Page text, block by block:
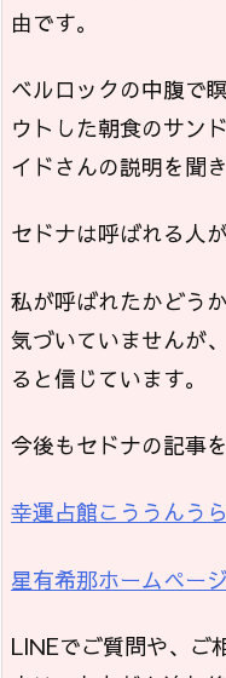
由です。
ベルロックの中腹で
ウトした朝食のサン
イドさんの説明を聞き
セドナは呼ばれる人
私が呼ばれたかどう
気づいていませんが
ると信じています。
今後もセドナの記事
幸運占館こううんう
星有希那ホームページ
LINEでご質問や、ご